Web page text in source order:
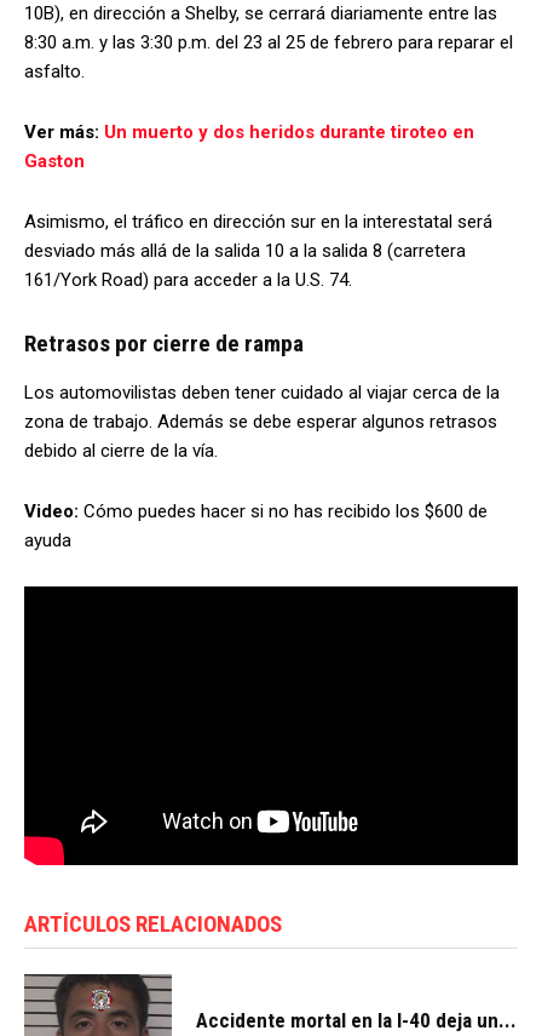
10B), en dirección a Shelby, se cerrará diariamente entre las
8:30 a.m. y las 3:30 p.m. del 23 al 25 de febrero para reparar el
asfalto.
Ver más: Un muerto y dos heridos durante tiroteo en
Gaston
Asimismo, el tráfico en dirección sur en la interestatal será
desviado más allá de la salida 10 a la salida 8 (carretera
161/York Road) para acceder a la U.S. 74.
Retrasos por cierre de rampa
Los automovilistas deben tener cuidado al viajar cerca de la
zona de trabajo. Además se debe esperar algunos retrasos
debido al cierre de la vía.
Video: Cómo puedes hacer si no has recibido los $600 de
ayuda
ARTÍCULOS RELACIONADOS
Accidente mortal en la I-40 deja un...